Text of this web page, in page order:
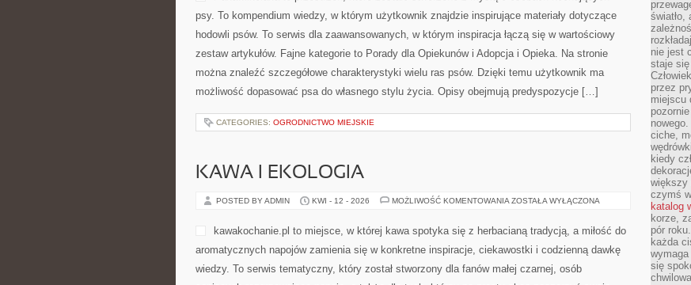
psy. To kompendium wiedzy, w którym użytkownik znajdzie inspirujące materiały dotyczące
hodowli psów. To serwis dla zaawansowanych, w którym inspiracja łączą się w wartościowy
zestaw artykułów. Fajne kategorie to Porady dla Opiekunów i Adopcja i Opieka. Na stronie
można znaleźć szczegółowe charakterystyki wielu ras psów. Dzięki temu użytkownik ma
możliwość dopasować psa do własnego stylu życia. Opisy obejmują predyspozycje […]
CATEGORIES: OGRODNICTWO MIEJSKIE
KAWA I EKOLOGIA
POSTED BY ADMIN KWI - 12 - 2026 MOŻLIWOŚĆ KOMENTOWANIA KAWA
ZOSTAŁA WYŁĄCZONA
kawakochanie.pl to miejsce, w której kawa spotyka się z herbacianą tradycją, a miłość do
aromatycznych napojów zamienia się w konkretne inspiracje, ciekawostki i codzienną dawkę
wiedzy. To serwis tematyczny, który został stworzony dla fanów małej czarnej, osób
światło,
nie jest
staje
przez
miejscu
ciche,
kiedy
większy
czymś
katalog
korze,
pór
każda
się